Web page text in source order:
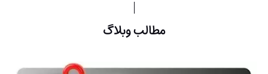
مطالب وبلاگ